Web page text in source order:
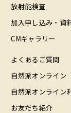
放射能検査
加入申し込み・資
CMギャラリー
よくあるご質問
自然派オンライン
自然派オンライン
お友だち紹介